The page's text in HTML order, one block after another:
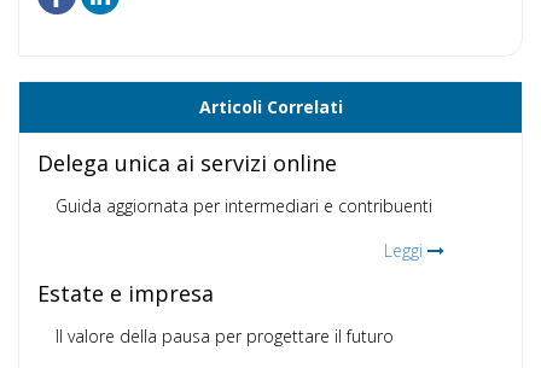
Articoli Correlati
Delega unica ai servizi online
Guida aggiornata per intermediari e contribuenti
Leggi
Estate e impresa
Il valore della pausa per progettare il futuro